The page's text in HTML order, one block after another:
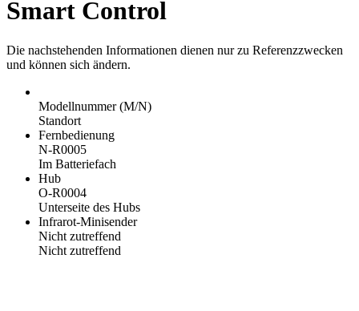
Smart Control
Die nachstehenden Informationen dienen nur zu Referenzzwecken
und können sich ändern.
Modellnummer (M/N)
Standort
Fernbedienung
N-R0005
Im Batteriefach
Hub
O-R0004
Unterseite des Hubs
Infrarot-Minisender
Nicht zutreffend
Nicht zutreffend